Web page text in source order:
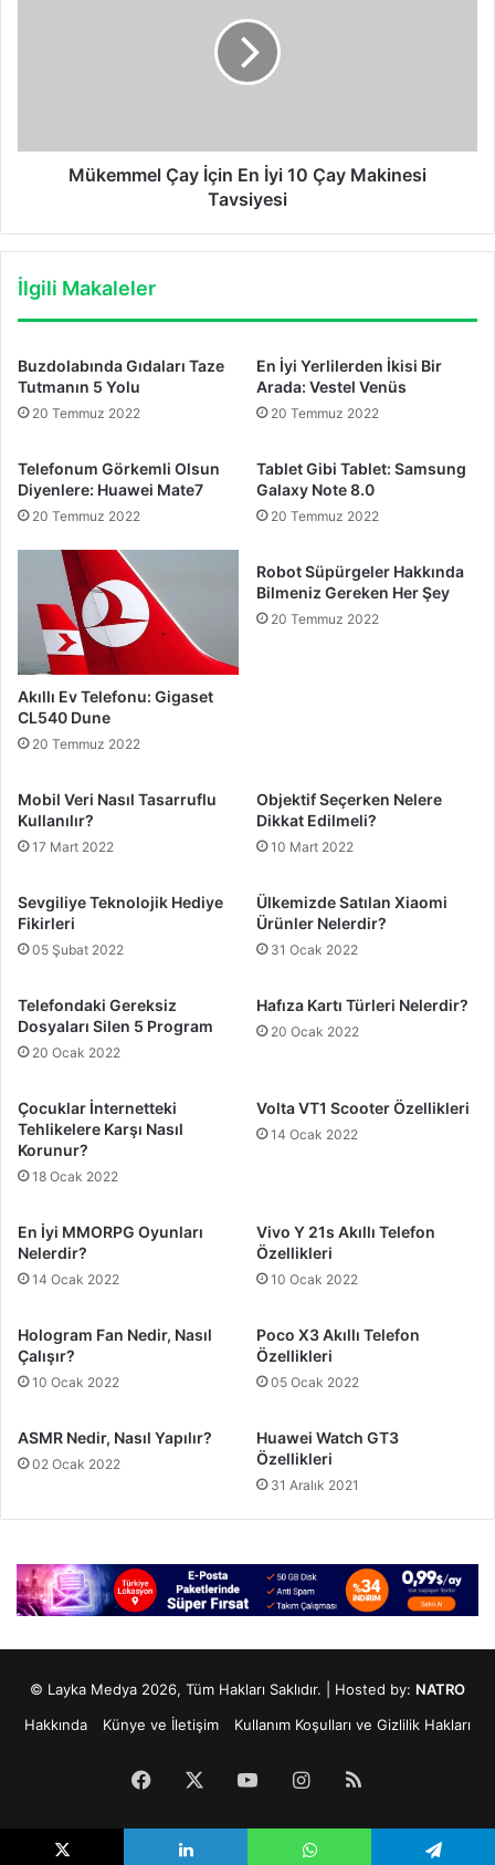
Tavsiyesi
Mükemmel Çay İçin En İyi 10 Çay Makinesi
Tavsiyesi
İlgili Makaleler
Buzdolabında Gıdaları Taze
Tutmanın 5 Yolu
20 Temmuz 2022
En İyi Yerlilerden İkisi Bir
Arada: Vestel Venüs
20 Temmuz 2022
Telefonum Görkemli Olsun
Diyenlere: Huawei Mate7
20 Temmuz 2022
Tablet Gibi Tablet: Samsung
Galaxy Note 8.0
20 Temmuz 2022
Akıllı Ev Telefonu: Gigaset
CL540 Dune
20 Temmuz 2022
Robot Süpürgeler Hakkında
Bilmeniz Gereken Her Şey
20 Temmuz 2022
Mobil Veri Nasıl Tasarruflu
Kullanılır?
17 Mart 2022
Objektif Seçerken Nelere
Dikkat Edilmeli?
10 Mart 2022
Sevgiliye Teknolojik Hediye
Fikirleri
05 Şubat 2022
Ülkemizde Satılan Xiaomi
Ürünler Nelerdir?
31 Ocak 2022
Telefondaki Gereksiz
Dosyaları Silen 5 Program
20 Ocak 2022
Hafıza Kartı Türleri Nelerdir?
20 Ocak 2022
Çocuklar İnternetteki
Tehlikelere Karşı Nasıl
Korunur?
18 Ocak 2022
Volta VT1 Scooter Özellikleri
14 Ocak 2022
En İyi MMORPG Oyunları
Nelerdir?
14 Ocak 2022
Vivo Y 21s Akıllı Telefon
Özellikleri
10 Ocak 2022
Hologram Fan Nedir, Nasıl
Çalışır?
10 Ocak 2022
Poco X3 Akıllı Telefon
Özellikleri
05 Ocak 2022
ASMR Nedir, Nasıl Yapılır?
02 Ocak 2022
Huawei Watch GT3
Özellikleri
31 Aralık 2021
© Layka Medya 2026, Tüm Hakları Saklıdır. | Hosted by: NATRO
Hakkında
Künye ve İletişim Kullanım Koşulları ve Gizlilik Hakları
Facebook YouTubeInstagram
RSS